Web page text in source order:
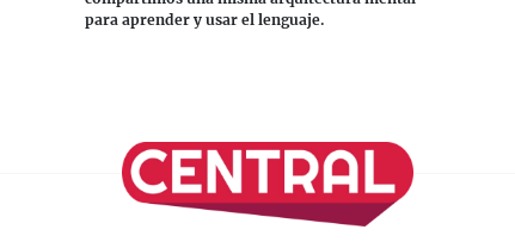
para aprender y usar el lenguaje.